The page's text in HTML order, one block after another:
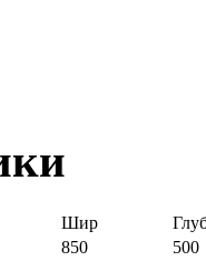
Шир
850
500